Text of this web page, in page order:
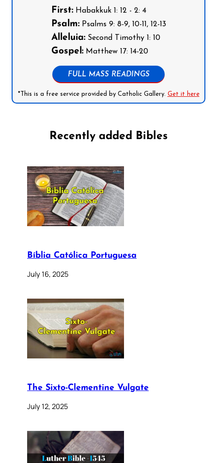
First:Habakkuk 1: 12 - 2: 4
Psalm:Psalms 9: 8-9, 10-11, 12-13
Alleluia:Second Timothy 1: 10
Gospel:Matthew 17: 14-20
FULL MASS READINGS
*This is a free service provided by Catholic Gallery. Get it here
Recently added Bibles
Bíblia Católica Portuguesa
July 16, 2025
The Sixto-Clementine Vulgate
July 12, 2025